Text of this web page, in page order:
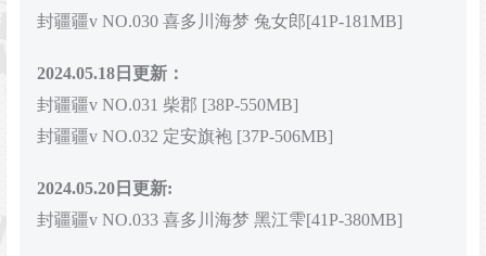
封疆疆v NO.030 喜多川海梦 兔女郎[41P-181MB]
2024.05.18日更新：
封疆疆v NO.031 柴郡 [38P-550MB]
封疆疆v NO.032 定安旗袍 [37P-506MB]
2024.05.20日更新:
封疆疆v NO.033 喜多川海梦 黑江雫[41P-380MB]